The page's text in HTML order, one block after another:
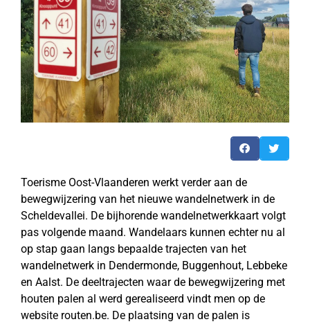
Toerisme Oost-Vlaanderen werkt verder aan de
bewegwijzering van het nieuwe wandelnetwerk in de
Scheldevallei. De bijhorende wandelnetwerkkaart volgt
pas volgende maand. Wandelaars kunnen echter nu al
op stap gaan langs bepaalde trajecten van het
wandelnetwerk in Dendermonde, Buggenhout, Lebbeke
en Aalst. De deeltrajecten waar de bewegwijzering met
houten palen al werd gerealiseerd vindt men op de
website routen.be. De plaatsing van de palen is